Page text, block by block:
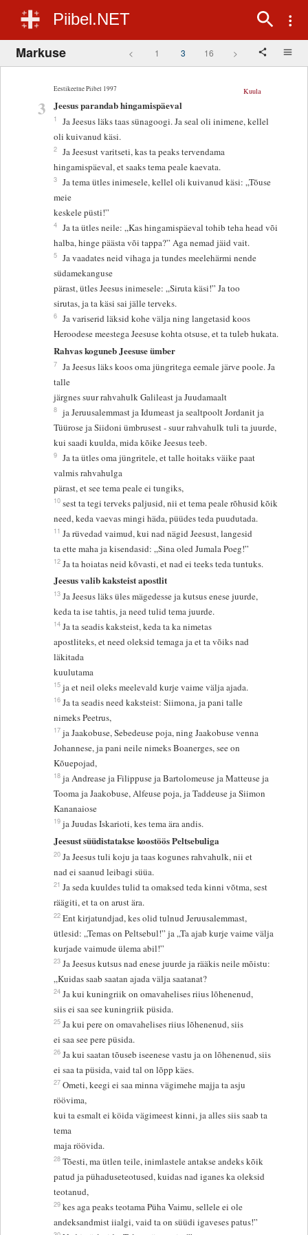
Piibel.NET
Markuse < 1 3 16 >
Eestikeelne Piibel 1997
3
Kuula
Jeesus parandab hingamispäeval
1
Ja Jeesus läks taas sünagoogi. Ja seal oli inimene, kellel
oli kuivanud käsi.
2 Ja Jeesust varitseti, kas ta peaks tervendama
hingamispäeval, et saaks tema peale kaevata.
3 Ja tema ütles inimesele, kellel oli kuivanud käsi: „Tõuse
meie
keskele püsti!”
4 Ja ta ütles neile: „Kas hingamispäeval tohib teha head või
halba, hinge päästa või tappa?” Aga nemad jäid vait.
5 Ja vaadates neid vihaga ja tundes meelehärmi nende
südamekanguse
pärast, ütles Jeesus inimesele: „Siruta käsi!” Ja too
sirutas, ja ta käsi sai jälle terveks.
6 Ja variserid läksid kohe välja ning langetasid koos
Heroodese meestega Jeesuse kohta otsuse, et ta tuleb hukata.
Rahvas koguneb Jeesuse ümber
7 Ja Jeesus läks koos oma jüngritega eemale järve poole. Ja
talle
järgnes suur rahvahulk Galileast ja Juudamaalt
8 ja Jeruusalemmast ja Idumeast ja sealtpoolt Jordanit ja
Tüürose ja Siidoni ümbrusest - suur rahvahulk tuli ta juurde,
kui saadi kuulda, mida kõike Jeesus teeb.
9 Ja ta ütles oma jüngritele, et talle hoitaks väike paat
valmis rahvahulga
pärast, et see tema peale ei tungiks,
10 sest ta tegi terveks paljusid, nii et tema peale rõhusid kõik
need, keda vaevas mingi häda, püüdes teda puudutada.
11 Ja rüvedad vaimud, kui nad nägid Jeesust, langesid
ta ette maha ja kisendasid: „Sina oled Jumala Poeg!”
12 Ja ta hoiatas neid kõvasti, et nad ei teeks teda tuntuks.
Jeesus valib kaksteist apostlit
13 Ja Jeesus läks üles mägedesse ja kutsus enese juurde,
keda ta ise tahtis, ja need tulid tema juurde.
14 Ja ta seadis kaksteist, keda ta ka nimetas
apostliteks, et need oleksid temaga ja et ta võiks nad
läkitada
kuulutama
15 ja et neil oleks meelevald kurje vaime välja ajada.
16 Ja ta seadis need kaksteist: Siimona, ja pani talle
nimeks Peetrus,
17 ja Jaakobuse, Sebedeuse poja, ning Jaakobuse venna
Johannese, ja pani neile nimeks Boanerges, see on
Kõuepojad,
18 ja Andrease ja Filippuse ja Bartolomeuse ja Matteuse ja
Tooma ja Jaakobuse, Alfeuse poja, ja Taddeuse ja Siimon
Kananaiose
19 ja Juudas Iskarioti, kes tema ära andis.
Jeesust süüdistatakse koostöös Peltsebuliga
20 Ja Jeesus tuli koju ja taas kogunes rahvahulk, nii et
nad ei saanud leibagi süüa.
21 Ja seda kuuldes tulid ta omaksed teda kinni võtma, sest
räägiti, et ta on arust ära.
22 Ent kirjatundjad, kes olid tulnud Jeruusalemmast,
ütlesid: „Temas on Peltsebul!” ja „Ta ajab kurje vaime välja
kurjade vaimude ülema abil!”
23 Ja Jeesus kutsus nad enese juurde ja rääkis neile mõistu:
„Kuidas saab saatan ajada välja saatanat?
24 Ja kui kuningriik on omavahelises riius lõhenenud,
siis ei saa see kuningriik püsida.
25 Ja kui pere on omavahelises riius lõhenenud, siis
ei saa see pere püsida.
26 Ja kui saatan tõuseb iseenese vastu ja on lõhenenud, siis
ei saa ta püsida, vaid tal on lõpp käes.
27 Ometi, keegi ei saa minna vägimehe majja ta asju
röövima,
kui ta esmalt ei köida vägimeest kinni, ja alles siis saab ta
tema
maja röövida.
28 Tõesti, ma ütlen teile, inimlastele antakse andeks kõik
patud ja pühaduseteotused, kuidas nad iganes ka oleksid
teotanud,
29 kes aga peaks teotama Püha Vaimu, sellele ei ole
andeksandmist iialgi, vaid ta on süüdi igaveses patus!”